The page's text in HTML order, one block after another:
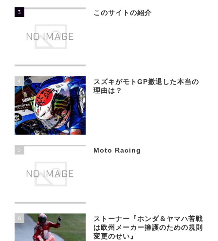
3 このサイトの紹介
4
スズキがモトGP撤退した本当の
理由は？
5 Moto Racing
6
ストーナー『ホンダ＆ヤマハ苦戦
は欧州メーカー擁護のための規則
変更のせい』